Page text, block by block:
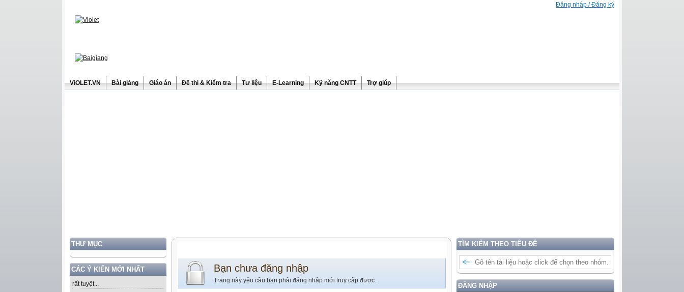
Đăng nhập / Đăng ký
ViOLET.VN Bài giảng Giáo án Đề thi & Kiểm tra Tư liệu E-Learning Kỹ năng CNTT Trợ giúp
THƯ MỤC
CÁC Ý KIẾN MỚI NHẤT
rất tuyệt...
TÌM KIẾM THEO TIÊU ĐỀ
ĐĂNG NHẬP
Bạn chưa đăng nhập
Trang này yêu cầu bạn phải đăng nhập mới truy cập được.